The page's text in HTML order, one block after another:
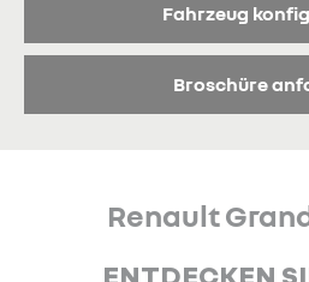
Fahrzeug
Broschüre
Renault
ENTDECKEN